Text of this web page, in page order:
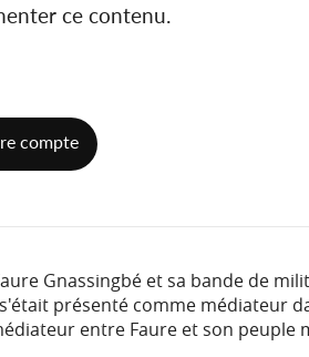
ce contenu.
compte
Gnassingbé et sa bande de
présenté comme médiateur
entre Faure et son peuple